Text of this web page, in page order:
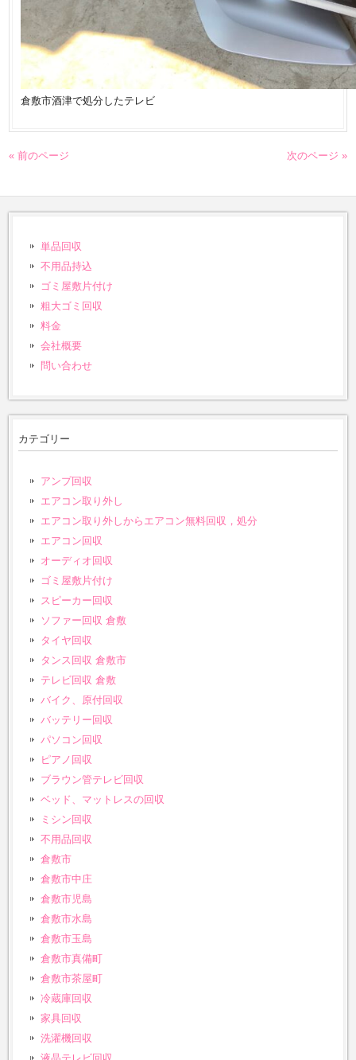
倉敷市酒津で処分したテレビ
« 前のページ 次のページ »
単品回収
不用品持込
ゴミ屋敷片付け
粗大ゴミ回収
料金
会社概要
問い合わせ
カテゴリー
アンプ回収
エアコン取り外し
エアコン取り外しからエアコン無料回収，処分
エアコン回収
オーディオ回収
ゴミ屋敷片付け
スピーカー回収
ソファー回収 倉敷
タイヤ回収
タンス回収 倉敷市
テレビ回収 倉敷
バイク、原付回収
バッテリー回収
パソコン回収
ピアノ回収
ブラウン管テレビ回収
ベッド、マットレスの回収
ミシン回収
不用品回収
倉敷市
倉敷市中庄
倉敷市児島
倉敷市水島
倉敷市玉島
倉敷市真備町
倉敷市茶屋町
冷蔵庫回収
家具回収
洗濯機回収